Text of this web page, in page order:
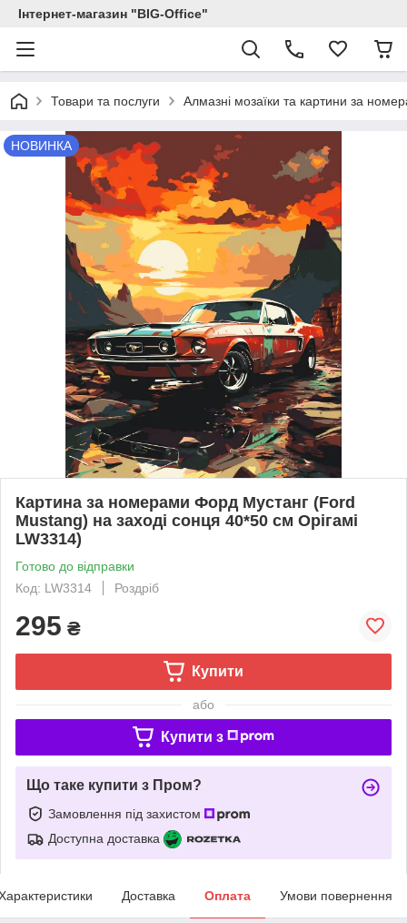
Інтернет-магазин "BIG-Office"
Товари та послуги Алмазні мозаїки та картини за
НОВИНКА
Картина за номерами Форд Мустанг (Ford
Mustang) на заході сонця 40*50 см Орігамі
LW3314)
Готово до відправки
Код: LW3314
Роздріб
295 ₴
Купити
або
Купити з
Що таке купити з Пром?
Замовлення під захистом
Доступна доставка
Доставка Оплата Умови повернення